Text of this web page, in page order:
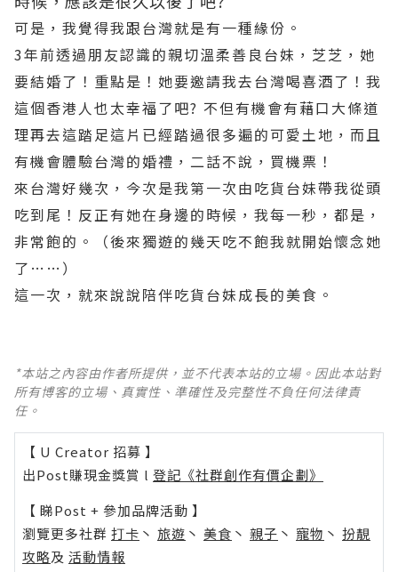
可是，我覺得我跟台灣就是有一種緣份。
3年前透過朋友認識的親切溫柔善良台妹，芝芝，她
要結婚了！重點是！她要邀請我去台灣喝喜酒了！我
這個香港人也太幸福了吧? 不但有機會有藉口大條道
理再去這踏足這片已經踏過很多遍的可愛土地，而且
有機會體驗台灣的婚禮，二話不說，買機票！
來台灣好幾次，今次是我第一次由吃貨台妹帶我從頭
吃到尾！反正有她在身邊的時候，我每一秒，都是，
非常飽的。（後來獨遊的幾天吃不飽我就開始懷念她
了……）
這一次，就來說說陪伴吃貨台妹成長的美食。
*本站之內容由作者所提供，並不代表本站的立場。因此本站對
所有博客的立場、真實性、準確性及完整性不負任何法律責
任。
【 U Creator 招募 】
出Post賺現金獎賞 l 登記《社群創作有價企劃》
【 睇Post + 參加品牌活動 】
瀏覽更多社群 打卡 丶 旅遊 丶 美食 丶 親子 丶 寵物 丶 扮靚
攻略及 活動情報